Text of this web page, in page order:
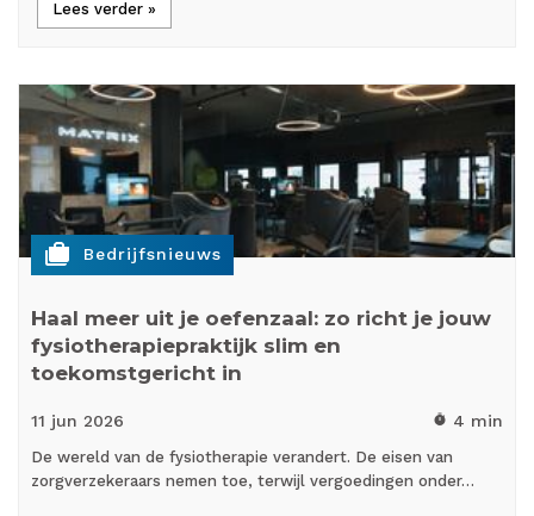
Lees verder »
cases Bedrijfsnieuws
Haal meer uit je oefenzaal: zo richt je jouw
fysiotherapiepraktijk slim en
toekomstgericht in
11 jun 2026 timer 4 min
De wereld van de fysiotherapie verandert. De eisen van
zorgverzekeraars nemen toe, terwijl vergoedingen onder…